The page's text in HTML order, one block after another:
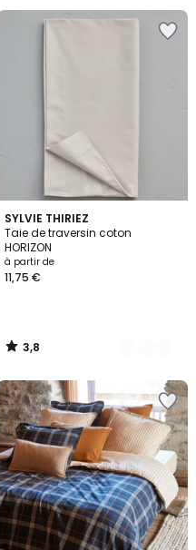
SYLVIE THIRIEZ
Taie de traversin coton
HORIZON
à partir de
11,75 €
3,8
/ 5
11
Couleurs
3,8
/